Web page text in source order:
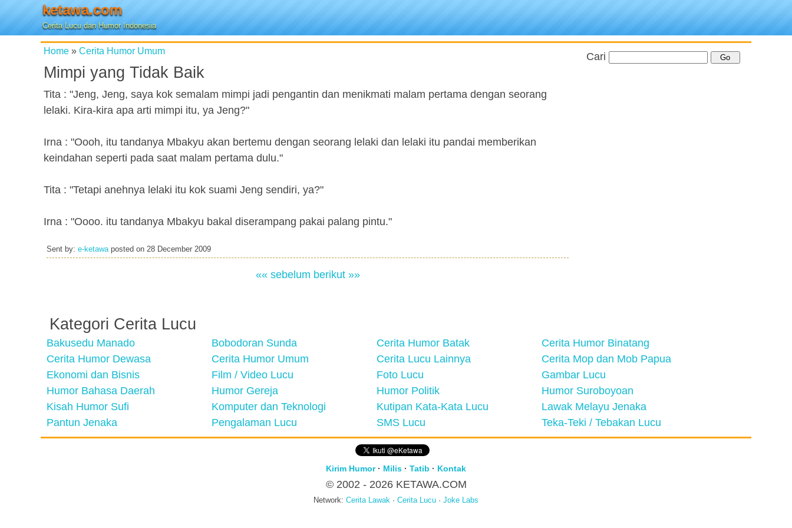
ketawa.com
Cerita Lucu dan Humor Indonesia
Home » Cerita Humor Umum
Mimpi yang Tidak Baik
Tita : "Jeng, Jeng, saya kok semalam mimpi jadi pengantin dan menikmati malam pertama dengan seorang
lelaki. Kira-kira apa arti mimpi itu, ya Jeng?"
Irna : "Oooh, itu tandanya Mbakyu akan bertemu dengan seorang lelaki dan lelaki itu pandai memberikan
keindahan seperti pada saat malam pertama dulu."
Tita : "Tetapi anehnya lelaki itu kok suami Jeng sendiri, ya?"
Irna : "Oooo. itu tandanya Mbakyu bakal diserampang pakai palang pintu."
Sent by: e-ketawaposted on 28 December 2009
«« sebelum berikut »»
Cari
Kategori Cerita Lucu
Bakusedu Manado Bobodoran Sunda Cerita Humor Batak
Cerita Humor Binatang
Cerita Humor Dewasa
Cerita Humor Umum Cerita Lucu Lainnya
Cerita Mop dan Mob Papua
Ekonomi dan Bisnis
Film / Video Lucu Foto Lucu
Gambar Lucu
Humor Bahasa Daerah
Humor Gereja Humor Politik
Humor Suroboyoan
Kisah Humor Sufi
Komputer dan Teknologi Kutipan Kata-Kata Lucu
Lawak Melayu Jenaka
Pantun Jenaka
Pengalaman Lucu SMS Lucu Teka-Teki / Tebakan Lucu
Kirim Humor· Milis · Tatib · Kontak
© 2002 - 2026 KETAWA.COM
Network: Cerita Lawak · Cerita Lucu · Joke Labs